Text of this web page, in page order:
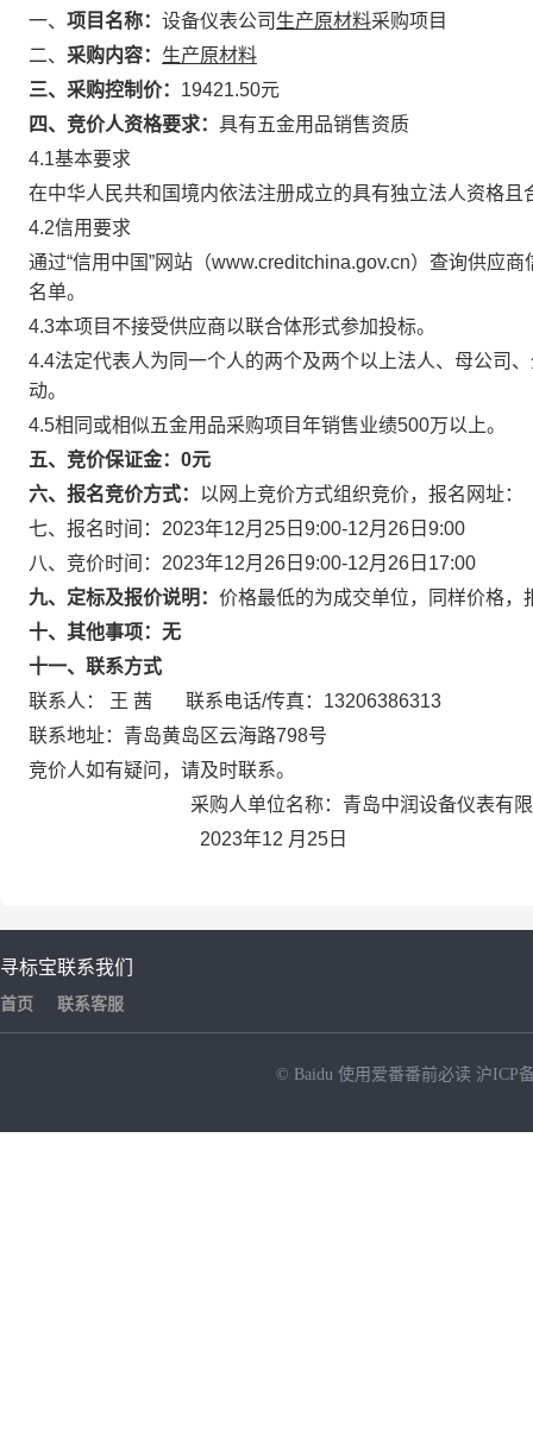
一、 项目名称： 设备仪表公司 生产原材料采购项目
二、 采购内容： 生产原材料
三、采购控制价： 19421.50元
四、竞价人资格要求： 具有五金用品销售资质
4.1基本要求
在中华人民共和国境内依法注册成立的具有独立法人资格且
4.2信用要求
通过“信用中国”网站（www.creditchina.gov.cn）查询供应
名单。
4.3本项目不接受供应商以联合体形式参加投标。
4.4法定代表人为同一个人的两个及两个以上法人、母公司
动。
4.5相同或相似五金用品采购项目年销售业绩500万以上。
五、 竞价保证金： 0元
六、报名竞价方式： 以网上竞价方式组织竞价，报名网址：
七、报名时间：2023年12月25日9:00-12月26日9:00
八、竞价时间：2023年12月26日9:00-12月26日17:00
九、定标及报价说明 ： 价格最低的为成交单位，同样价格，
十、其他事项： 无
十一、 联系方式
联系人： 王 茜 联系电话/传真：13206386313
联系地址：青岛黄岛区云海路798号
竞价人如有疑问，请及时联系。
采购人单位名称：青岛中润设备仪表有限
2023年12 月25日
寻标宝
首页
联系我们
联系客服
© Baidu 使用爱番番前必读 沪ICP